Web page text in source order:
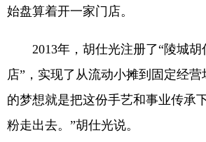
始盘算着开一家门店。
2013年，胡仕光注册了“陵城胡
店”，实现了从流动小摊到固定经
的梦想就是把这份手艺和事业传承
粉走出去。”胡仕光说。